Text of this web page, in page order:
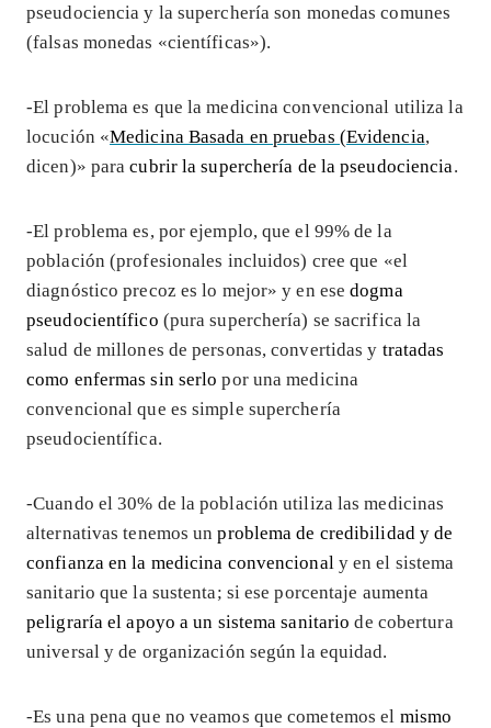
pseudociencia y la superchería son monedas comunes
(falsas monedas «científicas»).
-El problema es que la medicina convencional utiliza la
locución «Medicina Basada en pruebas (Evidencia,
dicen)» paracubrir la superchería de la pseudociencia.
-El problema es, por ejemplo, que el 99% de la
población (profesionales incluidos) cree que «el
diagnóstico precoz es lo mejor» y en esedogma
pseudocientífico (pura superchería) se sacrifica la
salud de millones de personas, convertidas y tratadas
como enfermas sin serlo por una medicina
convencional que es simple superchería
pseudocientífica.
-Cuando el 30% de la población utiliza las medicinas
alternativas tenemos unproblema de credibilidad y de
confianza en la medicina convencional y en el sistema
sanitario que la sustenta; si ese porcentaje aumenta
peligraría el apoyo a un sistema sanitario de cobertura
universal y de organización según la equidad.
-Es una pena que no veamos que cometemos el mismo